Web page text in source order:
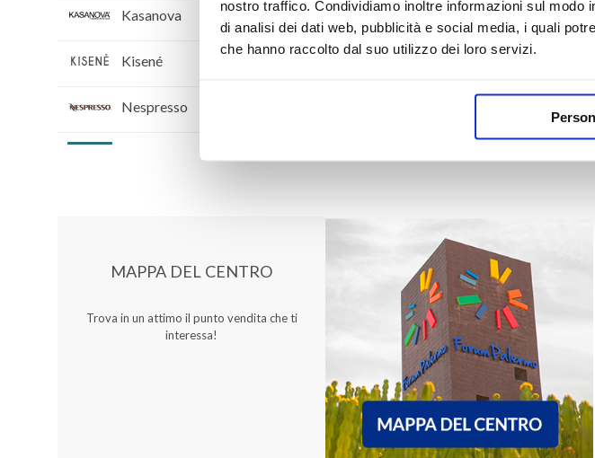
nostro traffico. Condividiamo inoltre informazioni sul
di analisi dei dati web, pubblicità e social media, i quali
che hanno raccolto dal suo utilizzo dei loro servizi.
Kasanova
Kisené
Nespresso
Servizi
MAPPA DEL CENTRO
Trova in un attimo il punto vendita che ti
interessa!